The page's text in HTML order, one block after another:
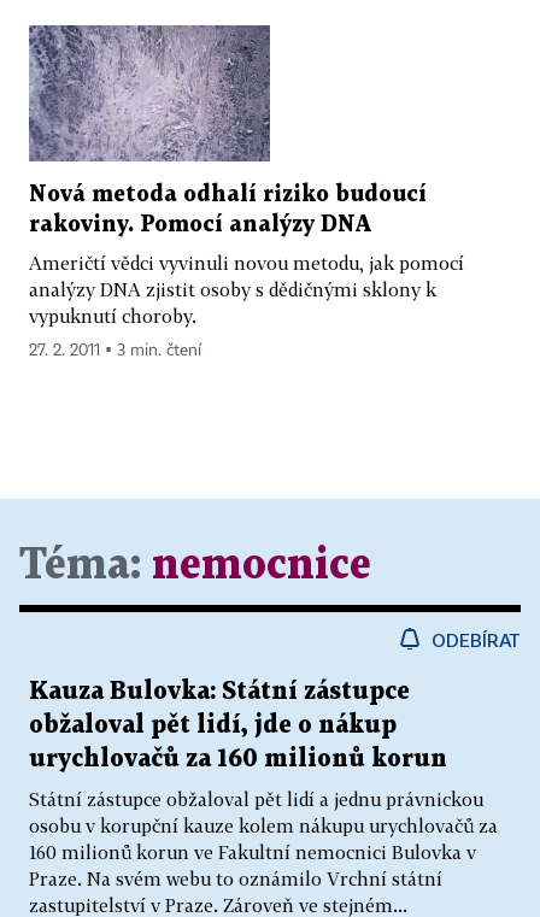
Nová metoda odhalí riziko budoucí
rakoviny. Pomocí analýzy DNA
Američtí vědci vyvinuli novou metodu, jak pomocí
analýzy DNA zjistit osoby s dědičnými sklony k
vypuknutí choroby.
27. 2. 2011 ▪ 3 min. čtení
Téma: nemocnice
ODEBÍRAT
Kauza Bulovka: Státní zástupce
obžaloval pět lidí, jde o nákup
urychlovačů za 160 milionů korun
Státní zástupce obžaloval pět lidí a jednu právnickou
osobu v korupční kauze kolem nákupu urychlovačů za
160 milionů korun ve Fakultní nemocnici Bulovka v
Praze. Na svém webu to oznámilo Vrchní státní
zastupitelství v Praze. Zároveň ve stejném...